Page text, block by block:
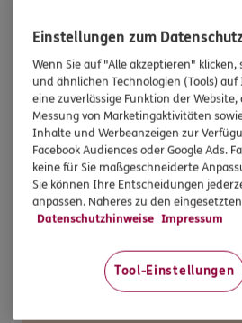
Einstellungen zum
Wenn Sie auf "Alle akzeptieren"
und ähnlichen Technologien (Tools)
eine zuverlässige Funktion der
Messung von Marketingaktivitäten
Inhalte und Werbeanzeigen zur
Facebook Audiences oder Google Ads.
keine für Sie maßgeschneiderte
Sie können Ihre Entscheidungen
anpassen. Näheres zu den
Datenschutzhinweise Impressum
Tool-Einstellungen